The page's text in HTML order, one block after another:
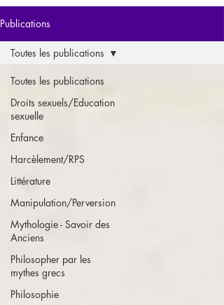
Publications
Toutes les publications
Droits sexuels/Education
sexuelle
Enfance
Harcèlement/RPS
Littérature
Manipulation/Perversion
Mythologie - Savoir des
Anciens
Philosopher par les
mythes grecs
Philosophie
Toutes les publications